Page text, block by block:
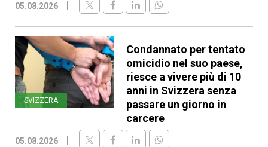
05.08.2026
SVIZZERA
Condannato per tentato
omicidio nel suo paese,
riesce a vivere più di 10
anni in Svizzera senza
passare un giorno in
carcere
05.08.2026